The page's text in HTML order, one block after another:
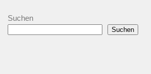
Suchen
Suchen